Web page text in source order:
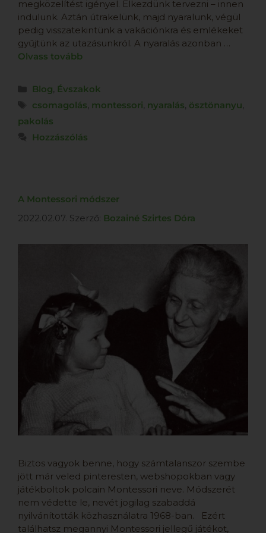
megközelítést igényel. Elkezdünk tervezni – innen
indulunk. Aztán útrakelünk, majd nyaralunk, végül
pedig visszatekintünk a vakációnkra és emlékeket
gyűjtünk az utazásunkról. A nyaralás azonban …
Olvass tovább
Blog, Évszakok
csomagolás, montessori, nyaralás, ösztönanyu,
pakolás
Hozzászólás
A Montessori módszer
2022.02.07. Szerző: Bozainé Szirtes Dóra
Biztos vagyok benne, hogy számtalanszor szembe
jött már veled pinteresten, webshopokban vagy
játékboltok polcain Montessori neve. Módszerét
nem védette le, nevét jogilag szabaddá
nyilvánították közhasználatra 1968-ban. Ezért
találhatsz megannyi Montessori jellegű játékot,